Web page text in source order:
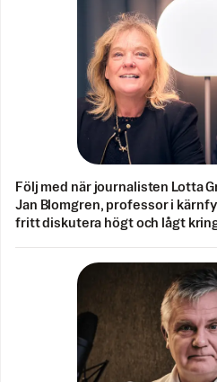
Följ med när journalisten Lotta
Jan Blomgren, professor i
fritt diskutera högt och lågt